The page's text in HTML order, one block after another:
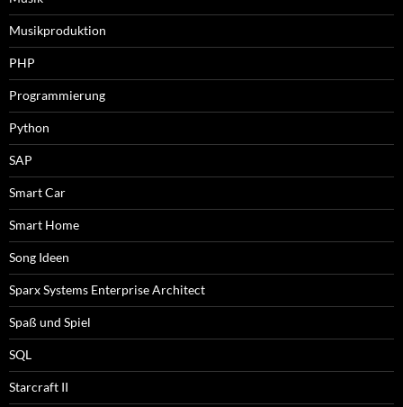
Musikproduktion
PHP
Programmierung
Python
SAP
Smart Car
Smart Home
Song Ideen
Sparx Systems Enterprise Architect
Spaß und Spiel
SQL
Starcraft II